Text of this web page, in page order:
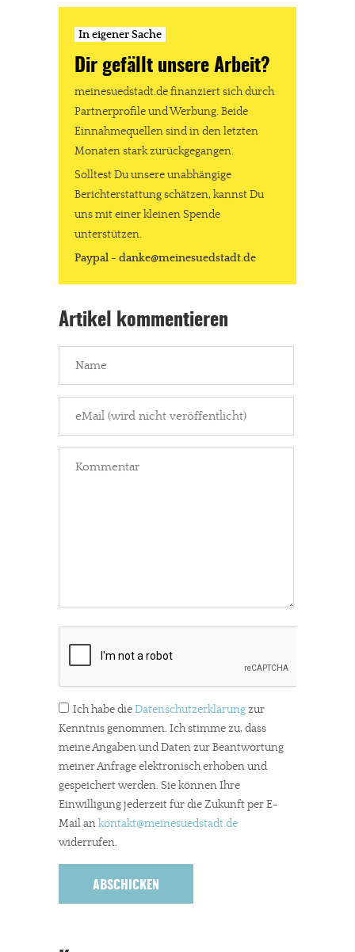
In eigener Sache
Dir gefällt unsere Arbeit?
meinesuedstadt.de finanziert sich durch
Partnerprofile und Werbung. Beide
Einnahmequellen sind in den letzten
Monaten stark zurückgegangen.
Solltest Du unsere unabhängige
Berichterstattung schätzen, kannst Du
uns mit einer kleinen Spende
unterstützen.
Paypal - danke@meinesuedstadt.de
Artikel kommentieren
Ich habe dieDatenschutzerklärungzur
Kenntnis genommen. Ich stimme zu, dass
meine Angaben und Daten zur Beantwortung
meiner Anfrage elektronisch erhoben und
gespeichert werden. Sie können Ihre
Einwilligung jederzeit für die Zukunft per E-
Mail ankontakt@meinesuedstadt.de
widerrufen.